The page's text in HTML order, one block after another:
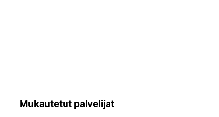
Mukautetut palvelijat